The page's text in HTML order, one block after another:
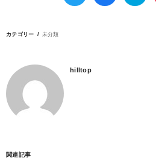
カテゴリー 未分類
hilltop
関連記事